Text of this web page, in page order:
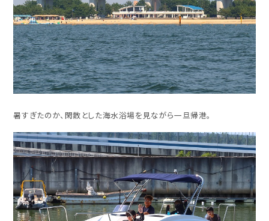
暑すぎたのか、閑散とした海水浴場を見ながら一旦帰港。